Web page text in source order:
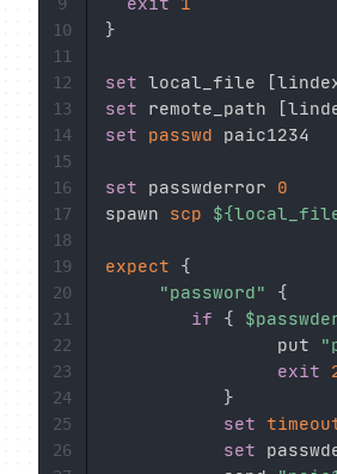
}
set local_file [
set remote_path [
set
passwd paic1234
set passwderror 0
spawn scp
expect
{
"password"
{
if
{
                put
exit
}
set
set
9
10
11
12
13
14
15
16
17
18
19
20
21
22
23
24
25
26